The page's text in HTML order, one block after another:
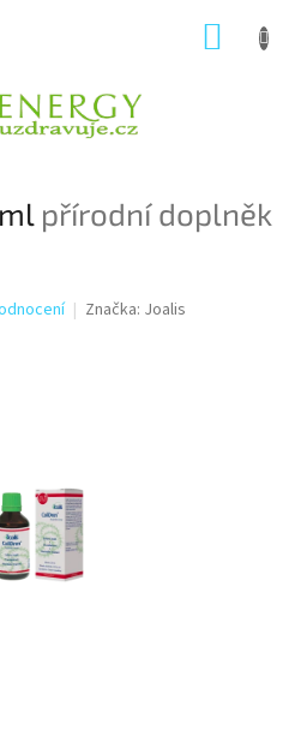
přírodní doplněk
Značka: Joalis